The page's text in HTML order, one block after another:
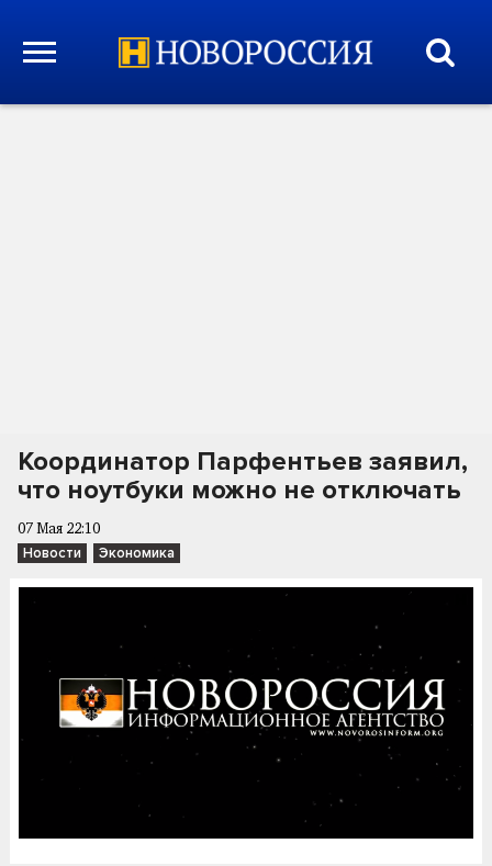
Координатор Парфентьев заявил,
что ноутбуки можно не отключать
07 Мая 22:10
Новости Экономика